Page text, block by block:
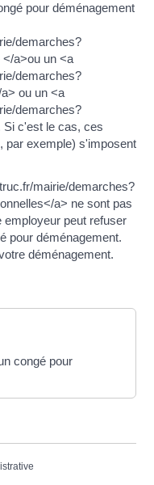
pour déménagement
demarches?
a>ou un <a
demarches?
ou un <a
demarches?
Si c'est le cas, ces
par exemple) s'imposent
mairie/demarches?
a> ne sont pas
peut refuser
pour déménagement.
déménagement.
congé pour